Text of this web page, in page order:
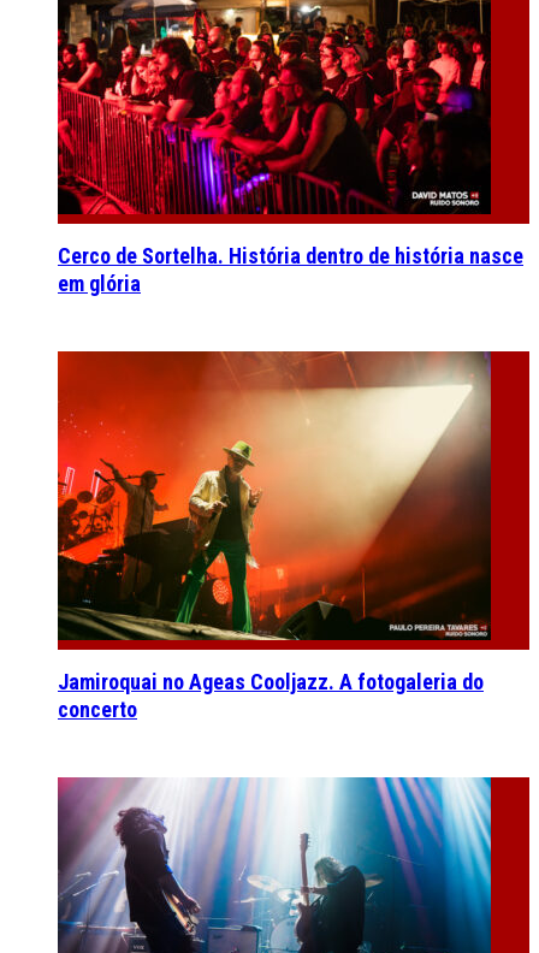
Cerco de Sortelha. História dentro de história nasce
em glória
Jamiroquai no Ageas Cooljazz. A fotogaleria do
concerto